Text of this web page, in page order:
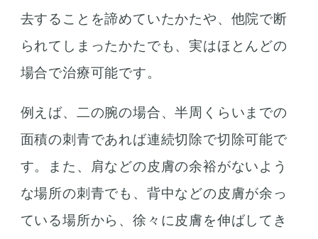
去することを諦めていたかたや、他院で断
られてしまったかたでも、実はほとんどの
場合で治療可能です。
例えば、二の腕の場合、半周くらいまでの
面積の刺青であれば連続切除で切除可能で
す。また、肩などの皮膚の余裕がないよう
な場所の刺青でも、背中などの皮膚が余っ
ている場所から、徐々に皮膚を伸ばしてき